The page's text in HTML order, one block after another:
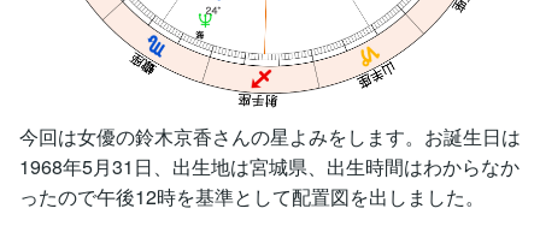
今回は女優の鈴木京香さんの星よみをします。お誕生日は
1968年5月31日、出生地は宮城県、出生時間はわからなか
ったので午後12時を基準として配置図を出しました。